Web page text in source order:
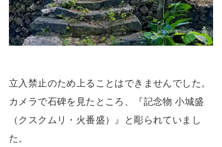
立入禁止のため上ることはできませんでした。
カメラで石碑を見たところ、『記念物 小城盛
（クスクムリ・火番盛）』と彫られていまし
た。